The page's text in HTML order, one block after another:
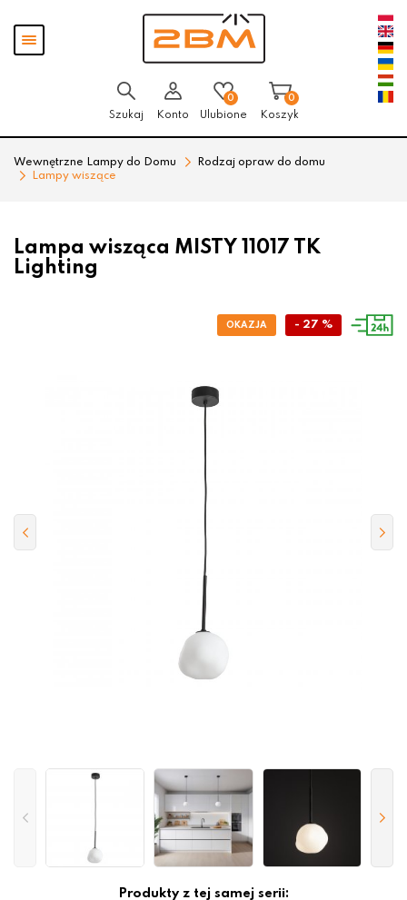
Pokaż
menu
Szukaj Konto
0
Ulubione
0
Koszyk
Wewnętrzne Lampy do Domu
Rodzaj opraw do domu
Lampy wiszące
Lampa wisząca MISTY 11017 TK
Lighting
- 27 %
Produkty z tej samej serii: